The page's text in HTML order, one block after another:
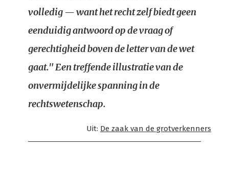
volledig — want het recht zelf biedt geen
eenduidig antwoord op de vraag of
gerechtigheid boven de letter van de wet
gaat." Een treffende illustratie van de
onvermijdelijke spanning in de
rechtswetenschap.
Uit: De zaak van de grotverkenners